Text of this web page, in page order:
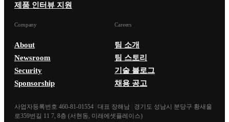
제품 인터뷰 지원
Company
About
Newsroom
Security
Sponsorship
Careers
팀 소개
팀 스토리
기술 블로그
채용 공고
사업자등록번호 460-81-01554 대표 장해남
경기도 성남시 분당구 황새울
로359번길 11 7, 8층 (서현동, 미래에셋플레이스)